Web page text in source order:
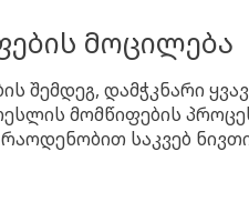
მოცილება
შემდეგ, დამჭკნარი
მომწიფების
საკვებ